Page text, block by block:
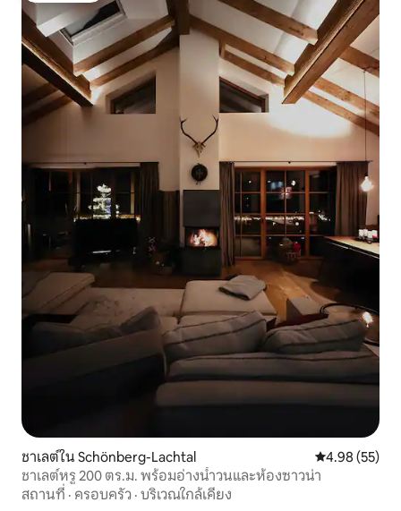
ชาเลต์ใน Schönberg-Lachtal คะแนนเฉลี่ย
4.98 (55)
ชาเลต์หรู 200 ตร.ม. พร้อมอ่างน้ำวนและห้องซาวน่า
สถานที่ · ครอบครัว · บริเวณใกล้เคียง